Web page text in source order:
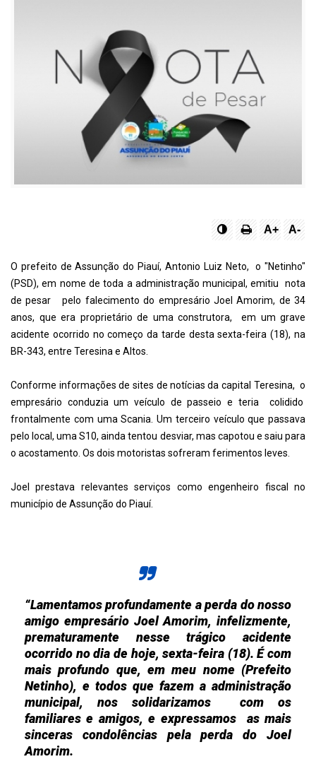
A+ A-
O prefeito de Assunção do Piauí, Antonio Luiz Neto, o "Netinho"
(PSD), em nome de toda a administração municipal, emitiu nota
de pesar pelo falecimento do empresário Joel Amorim, de 34
anos, que era proprietário de uma construtora, em um grave
acidente ocorrido no começo da tarde desta sexta-feira (18), na
BR-343, entre Teresina e Altos.
Conforme informações de sites de notícias da capital Teresina, o
empresário conduzia um veículo de passeio e teria colidido
frontalmente com uma Scania. Um terceiro veículo que passava
pelo local, uma S10, ainda tentou desviar, mas capotou e saiu para
o acostamento. Os dois motoristas sofreram ferimentos leves.
Joel prestava relevantes serviços como engenheiro fiscal no
município de Assunção do Piauí.
“Lamentamos profundamente a perda do nosso
amigo empresário Joel Amorim, infelizmente,
prematuramente nesse trágico acidente
ocorrido no dia de hoje, sexta-feira (18). É com
mais profundo que, em meu nome (Prefeito
Netinho), e todos que fazem a administração
municipal, nos solidarizamos com os
familiares e amigos, e expressamos as mais
sinceras condolências pela perda do Joel
Amorim.